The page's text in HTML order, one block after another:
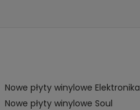
Nowe płyty winylowe Elektronika
Nowe płyty winylowe Soul